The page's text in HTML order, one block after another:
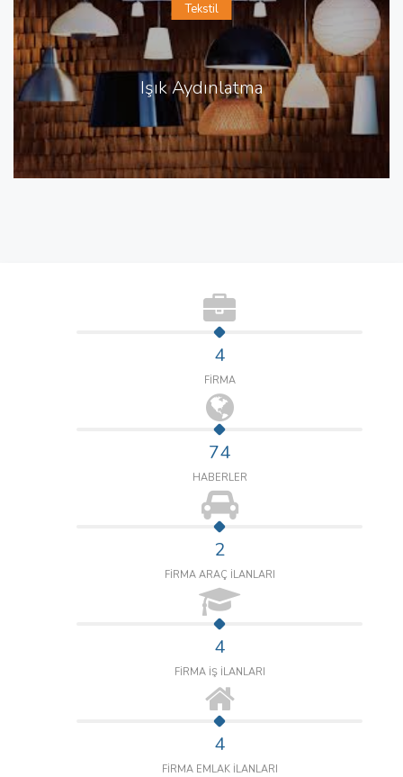
Işık Aydınlatma
Tekstil
4
FİRMA
74
HABERLER
2
FİRMA ARAÇ İLANLARI
4
FİRMA İŞ İLANLARI
4
FİRMA EMLAK İLANLARI